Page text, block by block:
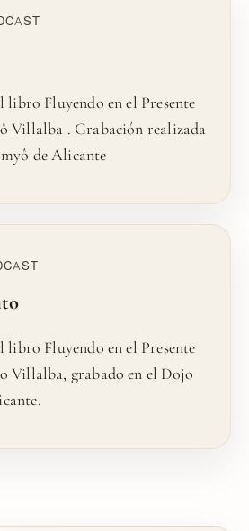
libro Fluyendo en el Presente
Villalba . Grabación realizada
de Alicante
libro Fluyendo en el Presente
Villalba, grabado en el Dojo